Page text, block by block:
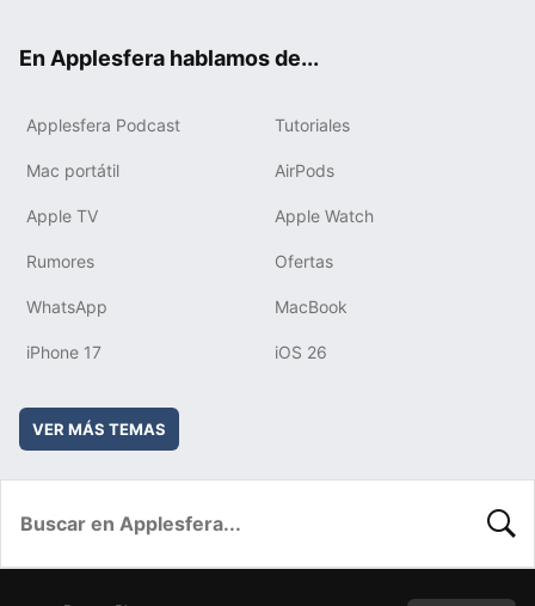
En Applesfera hablamos de...
Applesfera Podcast Tutoriales
Mac portátil AirPods
Apple TV Apple Watch
Rumores Ofertas
WhatsApp MacBook
iPhone 17 iOS 26
VER MÁS TEMAS